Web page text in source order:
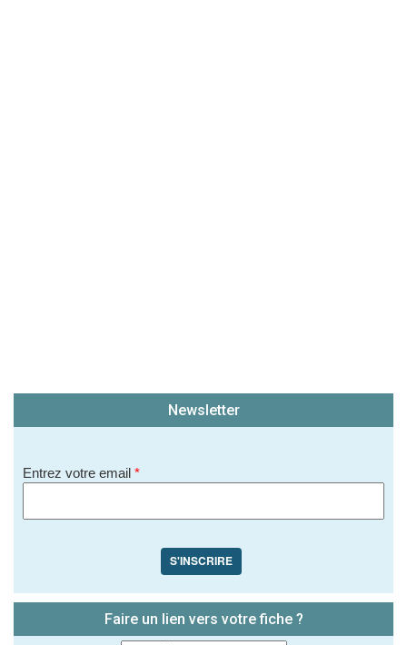
Newsletter
Entrez votre email *
S'INSCRIRE
Faire un lien vers votre fiche ?